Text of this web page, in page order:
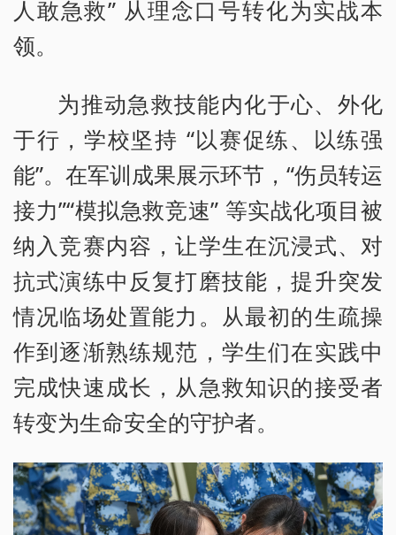
人敢急救” 从理念口号转化为实战本
领。
为推动急救技能内化于心、外化
于行，学校坚持 “以赛促练、以练强
能”。在军训成果展示环节，“伤员转运
接力”“模拟急救竞速” 等实战化项目被
纳入竞赛内容，让学生在沉浸式、对
抗式演练中反复打磨技能，提升突发
情况临场处置能力。从最初的生疏操
作到逐渐熟练规范，学生们在实践中
完成快速成长，从急救知识的接受者
转变为生命安全的守护者。